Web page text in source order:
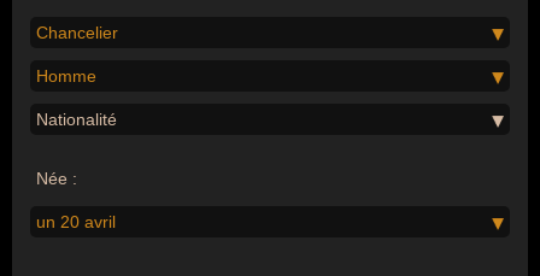
Chancelier
Homme
Nationalité
Née :
un 20 avril